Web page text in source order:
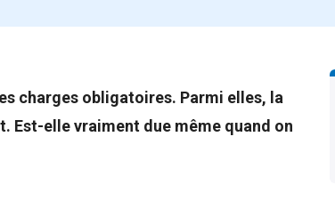
charges obligatoires. Parmi elles, la
Est-elle vraiment due même quand on